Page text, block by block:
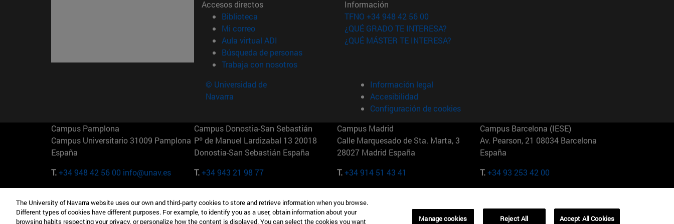
Accesos directos
Biblioteca (abre en nueva ventana)
Mi correo(abre en nueva ventana)
Aula virtual ADI (abre en nueva ventana)
Búsqueda de personas(abre en nueva ventana)
Trabaja con nosotros(abre en nueva ventana)
Información
TFNO +34 948 42 56 00
¿QUÉ GRADO TE INTERESA?
¿QUÉ MÁSTER TE INTERESA?
© Universidad de
Navarra
Información legal
Accesibilidad
Configuración de cookies
Campus Pamplona
Campus Universitario 31009 Pamplona
España
T.+34 948 42 56 00 info@unav.es
Campus Donostia-San Sebastián
Pº de Manuel Lardizabal 13 20018
Donostia-San Sebastián España
T.+34 943 21 98 77
Campus Madrid
Calle Marquesado de Sta. Marta, 3
28027 Madrid España
T.+34 914 51 43 41
Campus Barcelona (IESE)
Av. Pearson, 21 08034 Barcelona
España
T.+34 93 253 42 00
Camino del Cerro Águila 3 28023
Madrid España
165 W 57th St 10019-2201 Nueva York
EE.UU
Maria-Theresia-Straße 15 81675
Múnich Alemania
01321001 Bela Vista Brasil
The University of Navarra website uses our own and third-party cookies to store and retrieve information when you browse.
Different types of cookies have different purposes. For example, to identify you as a user, obtain information about your
browsing habits respecting your privacy, or personalize how the content is displayed. You can select the cookies you want
Manage cookies Reject All Accept All Cookies